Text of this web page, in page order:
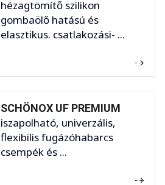
hézagtömítő szilikon
gombaölő hatású és
elasztikus. csatlakozási- ...
SCHÖNOX UF PREMIUM
iszapolható, univerzális,
flexibilis fugázóhabarcs
csempék és ...